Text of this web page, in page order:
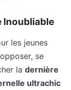
Inoubliable
les jeunes
se
la dernière
ultrachic